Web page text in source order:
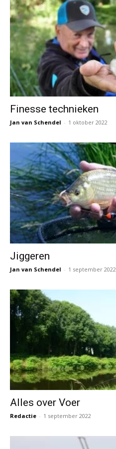
Finesse technieken
Jan van Schendel - 1 oktober 2022
Jiggeren
Jan van Schendel - 1 september 2022
Alles over Voer
Redactie - 1 september 2022